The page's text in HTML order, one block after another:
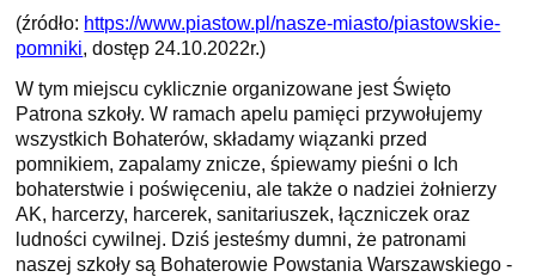
(źródło: https://www.piastow.pl/nasze-miasto/piastowskie-
pomniki, dostęp 24.10.2022r.)
W tym miejscu cyklicznie organizowane jest Święto
Patrona szkoły. W ramach apelu pamięci przywołujemy
wszystkich Bohaterów, składamy wiązanki przed
pomnikiem, zapalamy znicze, śpiewamy pieśni o Ich
bohaterstwie i poświęceniu, ale także o nadziei żołnierzy
AK, harcerzy, harcerek, sanitariuszek, łączniczek oraz
ludności cywilnej. Dziś jesteśmy dumni, że patronami
naszej szkoły są Bohaterowie Powstania Warszawskiego -